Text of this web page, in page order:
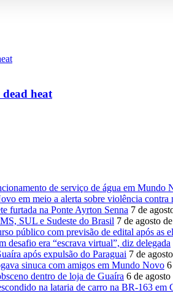
heat
de serviço de água em
em meio a alerta sobre violência contra
furtada na Ponte Ayrton Senna 7 de
SUL e Sudeste do Brasil 7 de agosto
público com previsão de edital após as
desafio era “escrava virtual”, diz delegada
após expulsão do Paraguai 7 de
sinuca com amigos em Mundo Novo
dentro de loja de Guaíra 6 de
na lataria de carro na BR-163 em